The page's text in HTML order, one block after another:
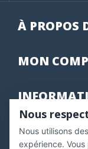
À PROPOS
MON
Marchand
pour vérifier .
Nous
Nous utilisons
expérience.